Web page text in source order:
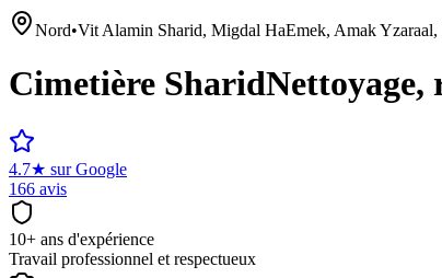
Nord•Vit Alamin Sharid, Migdal HaEmek, Amak Yzaraal,
Cimetière SharidNettoyage,
4.7★ sur Google
166 avis
10+ ans d'expérience
Travail professionnel et respectueux